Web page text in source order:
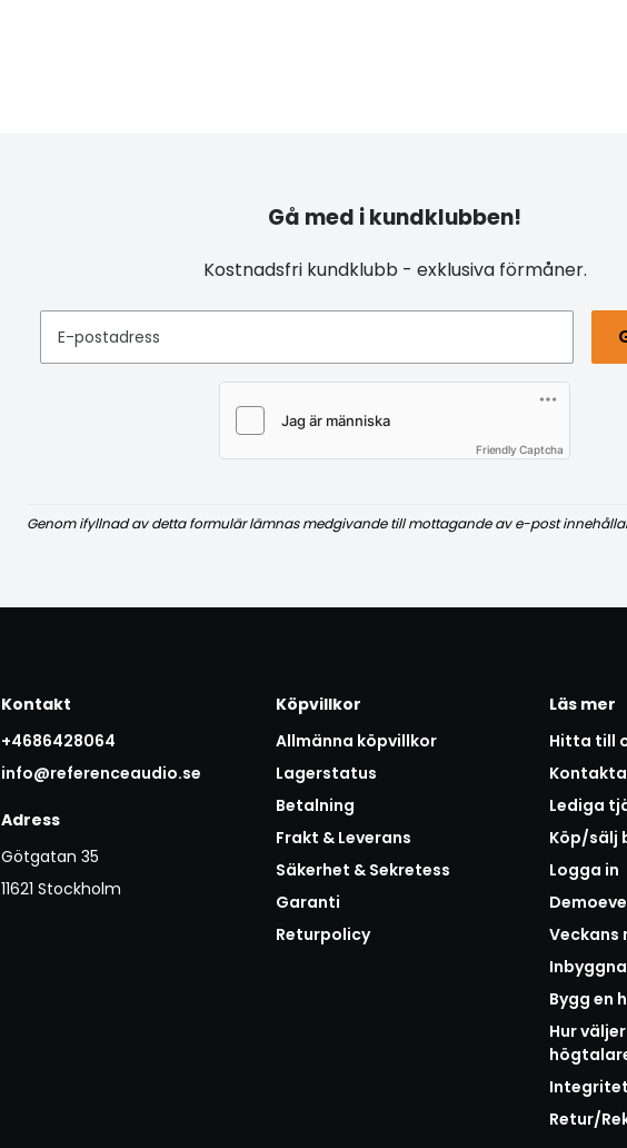
Gå med i kundklubben!
Kostnadsfri kundklubb - exklusiva förmåner.
E-postadress
Friendly Captcha
Genom ifyllnad av detta formulär lämnas medgivande till mottagande av e-post
Kontakt
+4686428064
info@referenceaudio.se
Adress
Götgatan 35
11621 Stockholm
Köpvillkor
Allmänna köpvillkor
Lagerstatus
Betalning
Frakt & Leverans
Säkerhet & Sekretess
Garanti
Returpolicy
Läs mer
Hitta till
Lediga
Köp/sälj
Logga in
Veckans
Bygg en
Hur
Integritet
Retur/